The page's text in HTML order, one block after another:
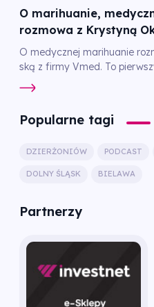
O marihuanie,
rozmowa z Krystyną
O medycznej marihuanie
ską z firmy Vmed. To
Popularne tagi
DZIERŻONIÓW PODCAST
DOLNY ŚLĄSK BIELAWA
Partnerzy